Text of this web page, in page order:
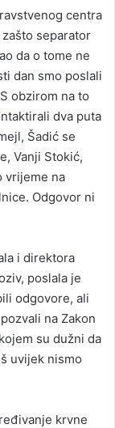
centra
separator
da o tome ne
dan smo poslali
obzirom na to
dva puta
Šadić se
Vanji Stokić,
vrijeme na
Odgovor ni
i direktora
poslala je
odgovore, ali
na Zakon
su dužni da
uvijek nismo
krvne